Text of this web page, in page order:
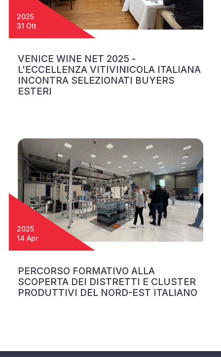
2025
31 Ott
VENICE WINE NET 2025 -
L'ECCELLENZA VITIVINICOLA ITALIANA
INCONTRA SELEZIONATI BUYERS
ESTERI
2025
14 Apr
PERCORSO FORMATIVO ALLA
SCOPERTA DEI DISTRETTI E CLUSTER
PRODUTTIVI DEL NORD-EST ITALIANO